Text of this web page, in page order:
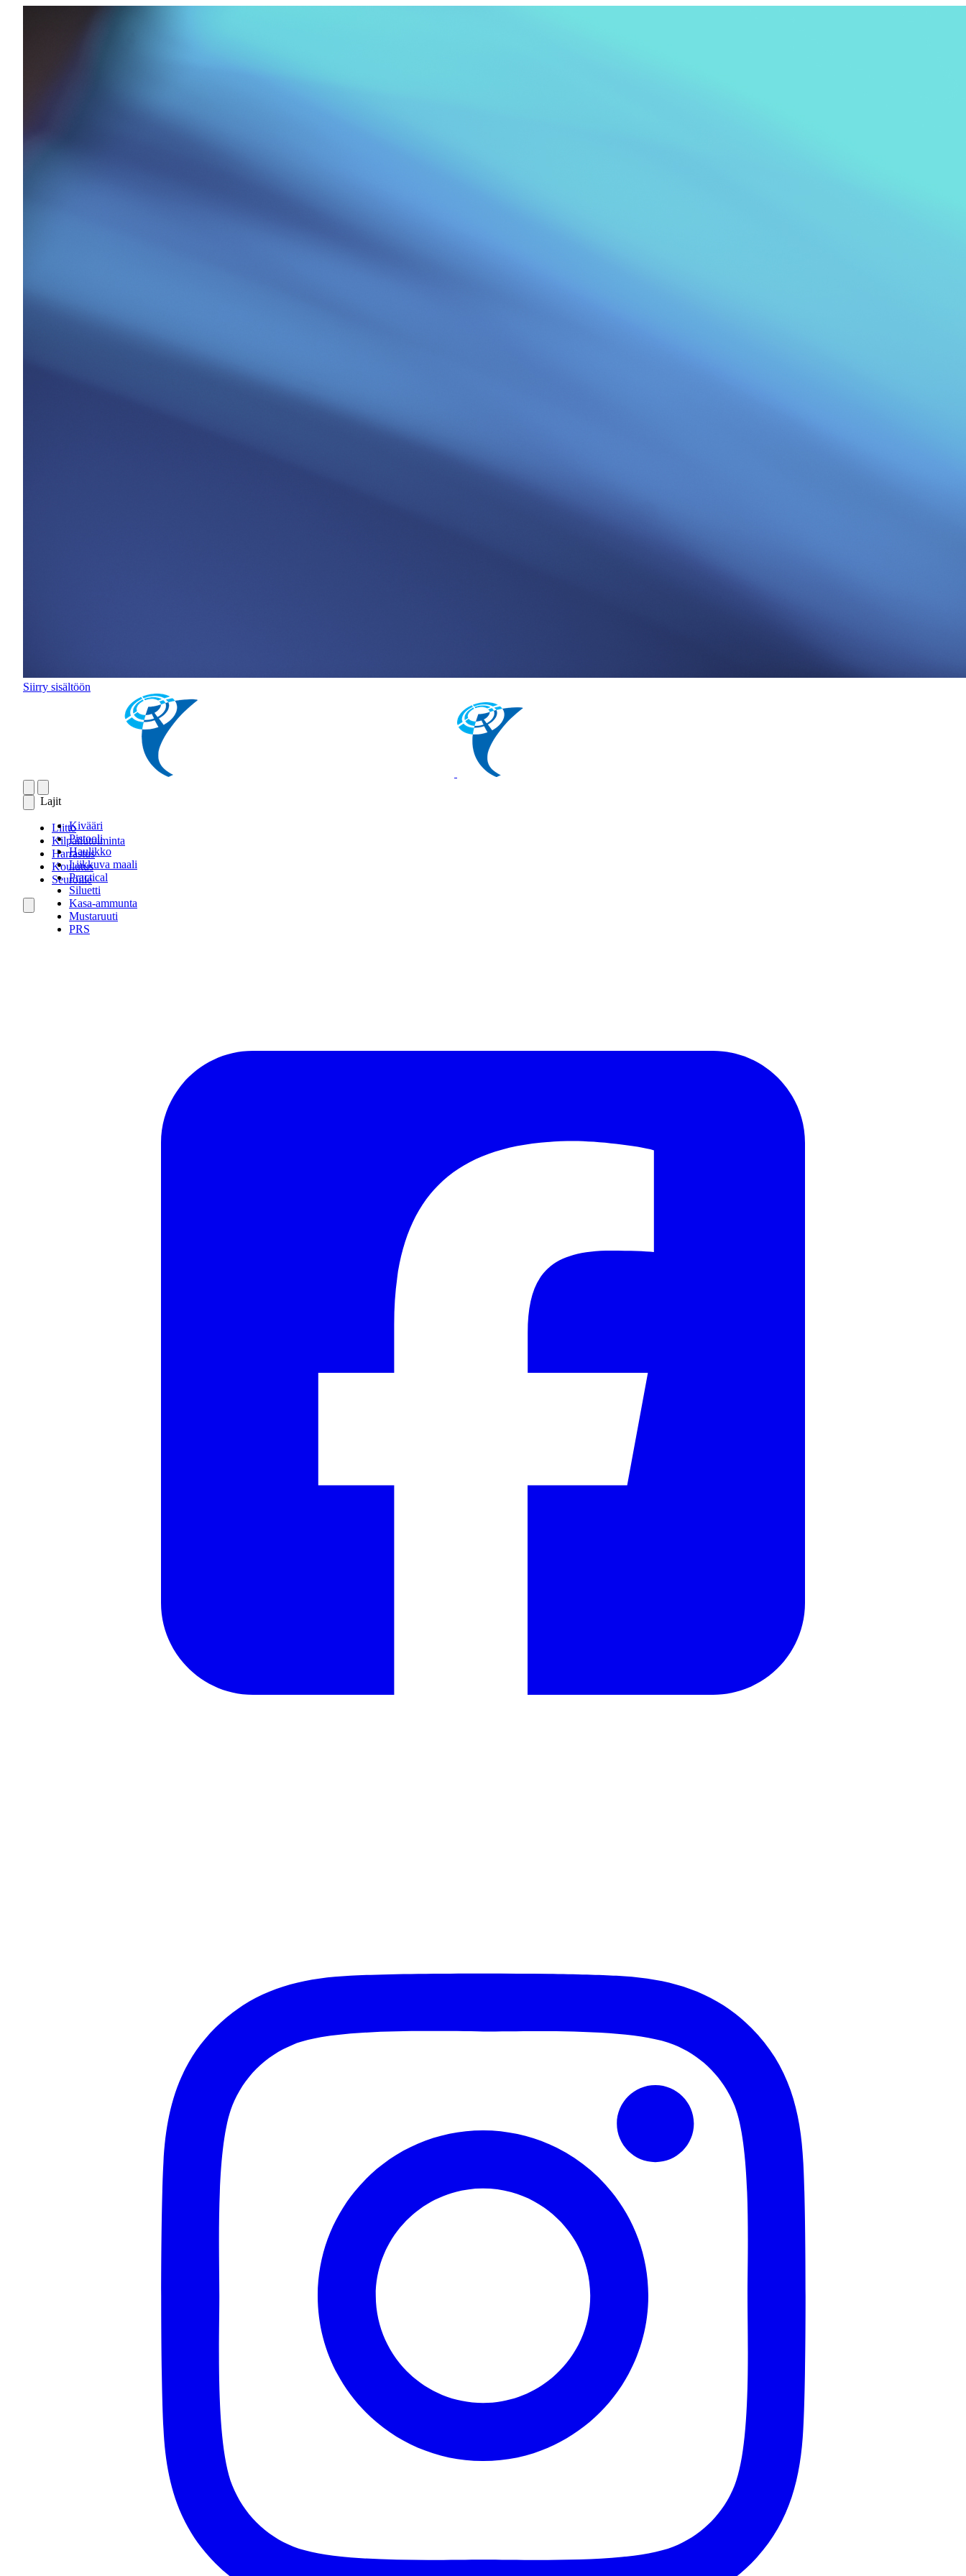
Siirry sisältöön
Lajit
Kivääri
Pistooli
Haulikko
Liikkuva maali
Practical
Siluetti
Kasa-ammunta
Mustaruuti
PRS
Liitto
Kilpailutoiminta
Harrastus
Koulutus
Seuroille